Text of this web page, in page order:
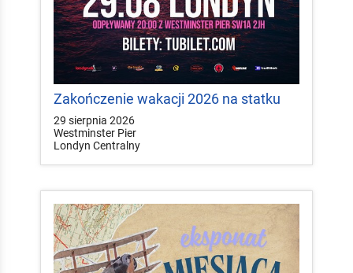
Zakończenie wakacji 2026 na statku
29 sierpnia 2026
Westminster Pier
Londyn Centralny